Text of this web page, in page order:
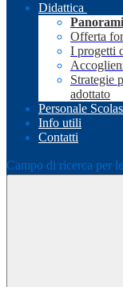
Didattica
Offerta
I progetti
Strategie
adottato
Personale
Info utili
Contatti
Campo di ricerca per